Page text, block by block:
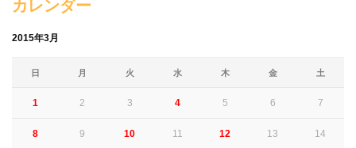
カレンダー
2015年3月
日 月 火 水 木 金 土
1 2 3 4 5 6 7
8 9 10 11 12 13 14